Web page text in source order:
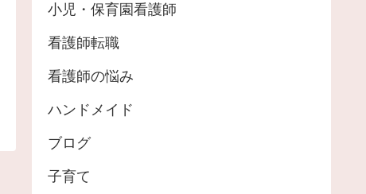
小児・保育園看護師
看護師転職
看護師の悩み
ハンドメイド
ブログ
子育て